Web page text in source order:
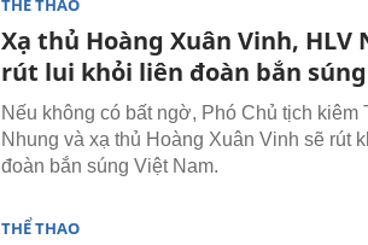
THỂ THAO
Xạ thủ Hoàng Xuân Vinh, HLV
rút lui khỏi liên đoàn bắn
Nếu không có bất ngờ, Phó Chủ tịch kiêm
Nhung và xạ thủ Hoàng Xuân Vinh sẽ rút
đoàn bắn súng Việt Nam.
THỂ THAO